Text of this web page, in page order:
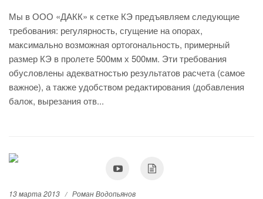
Мы в ООО «ДАКК» к сетке КЭ предъявляем следующие
требования: регулярность, сгущение на опорах,
максимально возможная ортогональность, примерный
размер КЭ в пролете 500мм х 500мм. Эти требования
обусловлены адекватностью результатов расчета (самое
важное), а также удобством редактирования (добавления
балок, вырезания отв...
13 марта 2013 Роман Водопьянов